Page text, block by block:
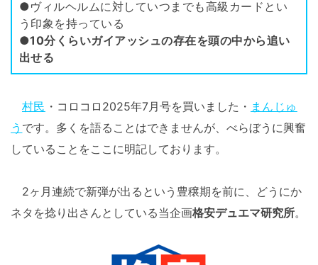
●ヴィルヘルムに対していつまでも高級カードとい
う印象を持っている
●10分くらいガイアッシュの存在を頭の中から追い
出せる
村民 ・コロコロ2025年7月号を買いました・ まんじゅ
う です。多くを語ることはできませんが、べらぼうに興奮
していることをここに明記しております。
2ヶ月連続で新弾が出るという豊穣期を前に、どうにか
ネタを捻り出さんとしている当企画格安デュエマ研究所。